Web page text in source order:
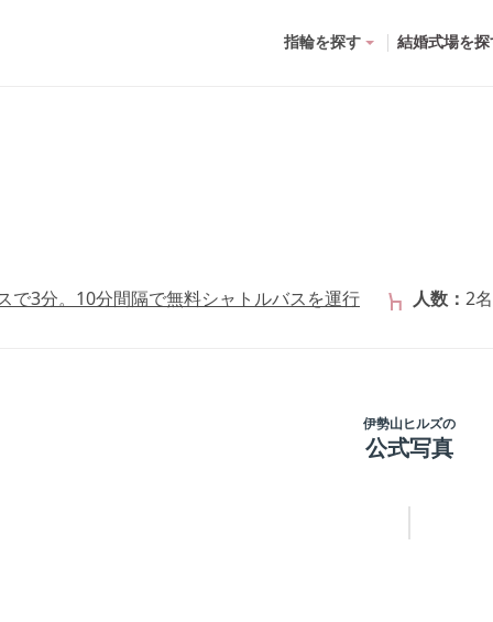
指輪を探す 結婚式場を
3分。10分間隔で無料シャトルバスを運行 人数 2
伊勢山ヒルズの
公式写真